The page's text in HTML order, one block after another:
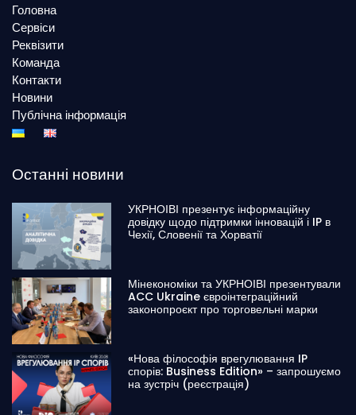
Головна
Сервіси
Реквізити
Команда
Контакти
Новини
Публічна інформація
Останні новини
УКРНОІВІ презентує інформаційну
довідку щодо підтримки інновацій і IP в
Чехії, Словенії та Хорватії
Мінекономіки та УКРНОІВІ презентували
ACC Ukraine євроінтеграційний
законопроєкт про торговельні марки
«Нова філософія врегулювання IP
спорів: Business Edition» – запрошуємо
на зустріч (реєстрація)